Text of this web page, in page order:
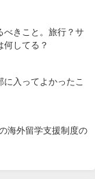
べきこと。旅行？サ
何してる？
入ってよかったこ
海外留学支援制度の